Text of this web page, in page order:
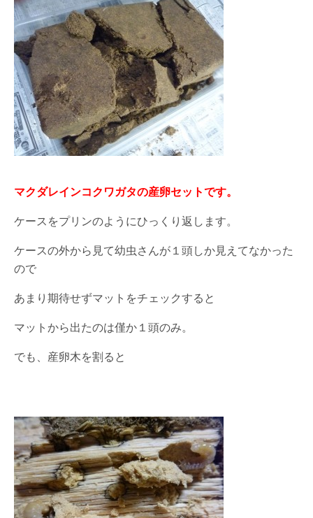
マクダレインコクワガタの産卵セットです。
ケースをプリンのようにひっくり返します。
ケースの外から見て幼虫さんが１頭しか見えてなかった
ので
あまり期待せずマットをチェックすると
マットから出たのは僅か１頭のみ。
でも、産卵木を割ると